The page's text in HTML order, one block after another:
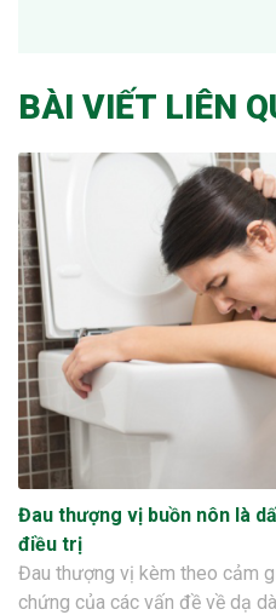
BÀI VIẾT LIÊN
Đau thượng vị buồn nôn là
điều trị
Đau thượng vị kèm theo cảm
chứng của các vấn đề về dạ